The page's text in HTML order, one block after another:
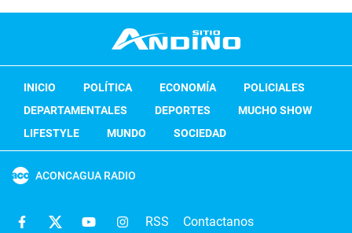
INICIO POLÍTICA ECONOMÍA
POLICIALES
DEPARTAMENTALES
DEPORTES
MUCHO SHOW
LIFESTYLE
MUNDO SOCIEDAD
ACONCAGUA RADIO
RSS Contactanos